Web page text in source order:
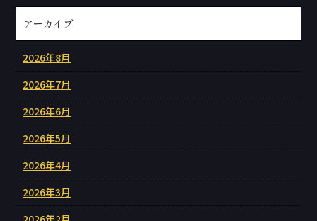
アーカイブ
2026年8月
2026年7月
2026年6月
2026年5月
2026年4月
2026年3月